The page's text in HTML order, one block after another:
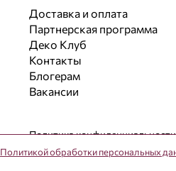
Доставка и оплата
Партнерская программа
Деко Клуб
Контакты
Блогерам
Вакансии
Политика конфиденциальности
Политикой обработки персональных